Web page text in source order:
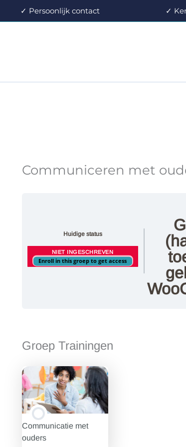
contact ✓
Communiceren met
Huidige status
NIET INGESCHREVEN
Enroll in this groep to get access
Groep Trainingen
Communicatie met
ouders